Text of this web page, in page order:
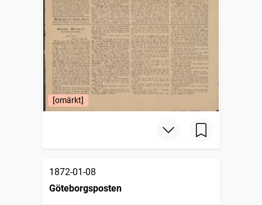
[omärkt]
1872-01-08
Göteborgsposten